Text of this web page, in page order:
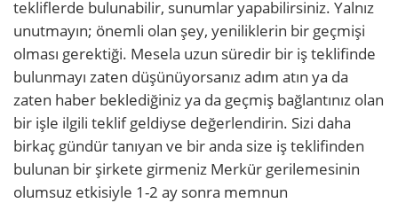
tekliflerde bulunabilir, sunumlar yapabilirsiniz. Yalnız
unutmayın; önemli olan şey, yeniliklerin bir geçmişi
olması gerektiği. Mesela uzun süredir bir iş teklifinde
bulunmayı zaten düşünüyorsanız adım atın ya da
zaten haber beklediğiniz ya da geçmiş bağlantınız olan
bir işle ilgili teklif geldiyse değerlendirin. Sizi daha
birkaç gündür tanıyan ve bir anda size iş teklifinden
bulunan bir şirkete girmeniz Merkür gerilemesinin
olumsuz etkisiyle 1-2 ay sonra memnun